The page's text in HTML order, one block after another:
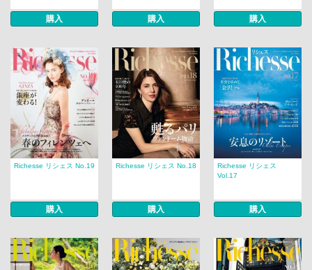
購入 購入 購入
Richesse リシェス No.19
購入
Richesse リシェス No.18
購入
Richesse リシェス
Vol.17
購入